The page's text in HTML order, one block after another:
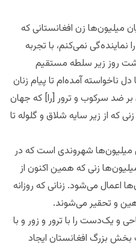
زن افغانستانی که
نمی‌کنم، با تجربه
روز زیر سلطه مستقیم
ناخواسته آمده‌ام تا پیام زنان
ضد سرکوب و ترور [را] که جهان
که از زیر سایه شلاق و گلوله تا
شهروندی است که در
زنی که همین اکنون از
اعمال می‌شود. زنانی که روزانه
و تحقیر می‌شوند.
و یک‌دست را با ترور و زور و با
بزرگ افغانستان ایجاد